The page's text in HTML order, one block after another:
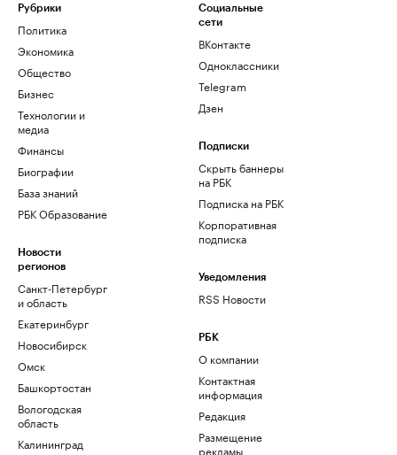
Рубрики
Политика
Экономика
Общество
Бизнес
Технологии и
медиа
Финансы
Биографии
База знаний
РБК Образование
Новости
регионов
Санкт-Петербург
и область
Екатеринбург
Новосибирск
Омск
Башкортостан
Вологодская
область
Калининград
Социальные
сети
ВКонтакте
Одноклассники
Telegram
Дзен
Подписки
Скрыть баннеры
на РБК
Подписка на РБК
Корпоративная
подписка
Уведомления
RSS Новости
РБК
О компании
Контактная
информация
Редакция
Размещение
рекламы